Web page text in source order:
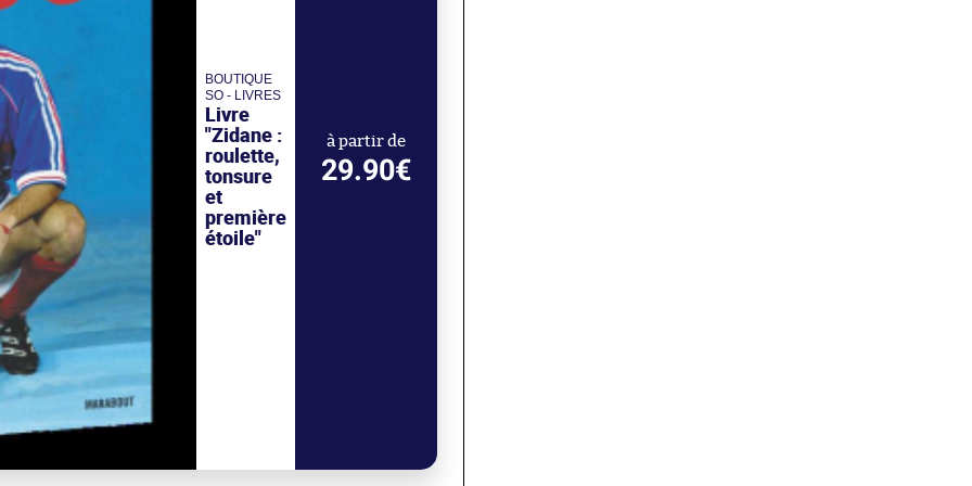
BOUTIQUE
SO - LIVRES
Livre
"Zidane :
roulette,
tonsure
et
première
étoile"
à partir de
29.90€